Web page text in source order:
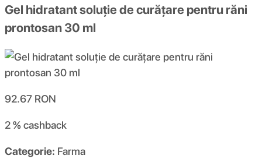
Gel hidratant soluție de curățare pentru răni
prontosan 30 ml
92.67 RON
2 %cashback
Categorie: Farma